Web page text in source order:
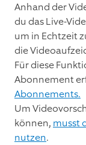
Anhand der
du das Live-
um in Echtzeit
die
Für diese
Abonnement
Abonnements.
Um
können, musst
nutzen.